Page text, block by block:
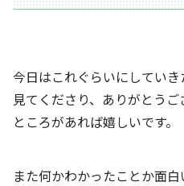
今日はこれぐらいにしてい
見てくださり、ありがとう
ところがあれば嬉しいです。
また何かわかったことか面